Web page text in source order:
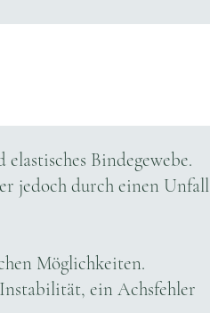
Bindegewebe.
jedoch durch einen Unfall
Möglichkeiten.
ein Achsfehler